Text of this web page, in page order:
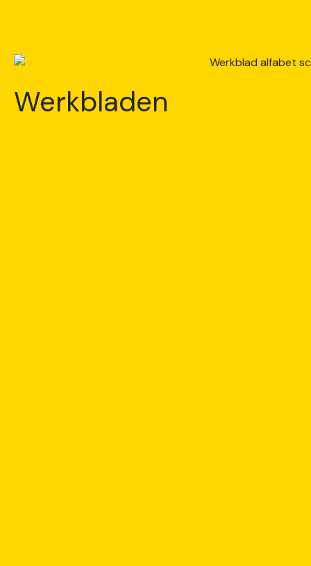
Werkbladen